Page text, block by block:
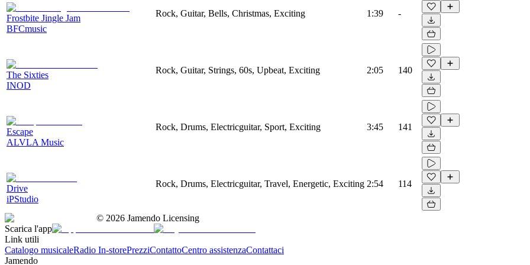
Frostbite Jingle Jam
BFCmusic
Rock, Guitar, Bells, Christmas, Exciting 1:39 -
The Sixties
INOD
Rock, Guitar, Strings, 60s, Upbeat, Exciting 2:05 140
Escape
ALVLA Music
Rock, Drums, Electricguitar, Sport, Exciting 3:45 141
Drive
iPStudio
Rock, Drums, Electricguitar, Travel, Energetic, Exciting 2:54 114
© 2026 Jamendo Licensing
Scarica l'app
Link utili
Catalogo musicaleRadio In-storePrezziContattoCentro assistenzaContattaci
Jamendo